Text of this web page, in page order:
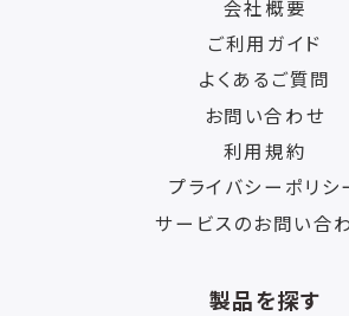
会社概要
ご利用ガイド
よくあるご質問
お問い合わせ
利用規約
プライバシーポリシ
サービスのお問い合
製品を探す